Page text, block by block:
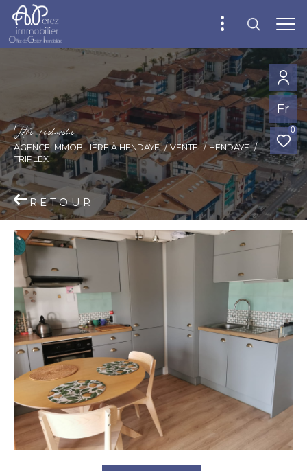
Fr
0
Vore recece
AGENCE IMMOBILIÈRE À HENDAYE VENTE
HENDAYE
TRIPLEX
RETOUR